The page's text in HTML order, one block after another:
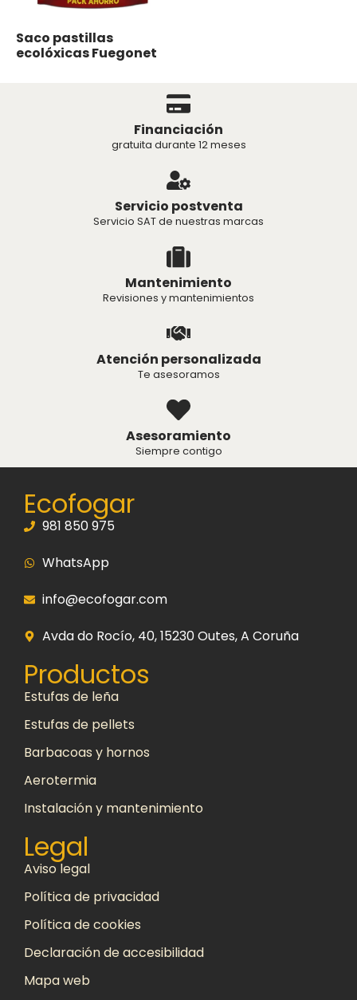
Saco pastillas
ecolóxicas Fuegonet
Financiación
gratuita durante 12 meses
Servicio postventa
Servicio SAT de nuestras marcas
Mantenimiento
Revisiones y mantenimientos
Atención personalizada
Te asesoramos
Asesoramiento
Siempre contigo
Ecofogar
981 850 975
WhatsApp
info@ecofogar.com
Avda do Rocío, 40, 15230 Outes, A Coruña
Productos
Estufas de leña
Estufas de pellets
Barbacoas y hornos
Aerotermia
Instalación y mantenimiento
Legal
Aviso legal
Política de privacidad
Política de cookies
Declaración de accesibilidad
Mapa web